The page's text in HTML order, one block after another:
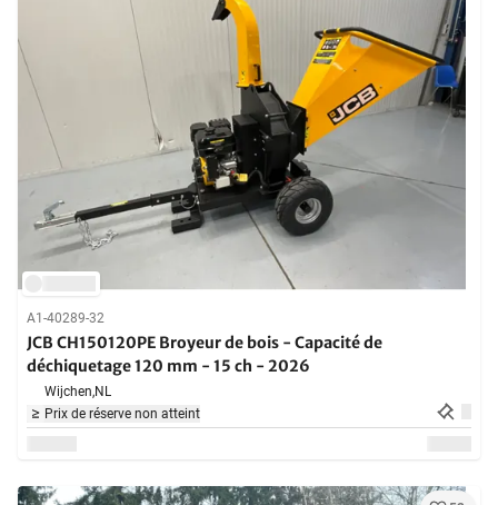
A1-40289-32
JCB CH150120PE Broyeur de bois - Capacité de
déchiquetage 120 mm - 15 ch - 2026
Wijchen,NL
Prix de réserve non atteint